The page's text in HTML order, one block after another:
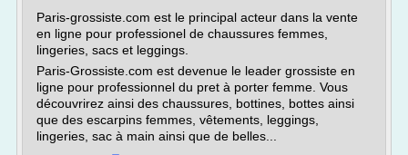
Paris-grossiste.com est le principal acteur dans la vente
en ligne pour professionel de chaussures femmes,
lingeries, sacs et leggings.
Paris-Grossiste.com est devenue le leader grossiste en
ligne pour professionnel du pret à porter femme. Vous
découvrirez ainsi des chaussures, bottines, bottes ainsi
que des escarpins femmes, vêtements, leggings,
lingeries, sac à main ainsi que de belles...